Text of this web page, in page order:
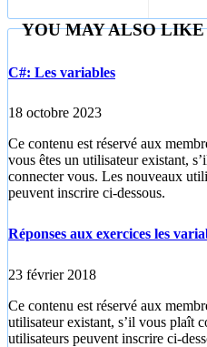
YOU MAY ALSO LIKE
C#: Les variables
18 octobre 2023
Ce contenu est réservé aux
vous êtes un utilisateur existant,
connecter vous. Les nouveaux
peuvent inscrire ci-dessous.
Réponses aux exercices les
23 février 2018
Ce contenu est réservé aux
utilisateur existant, s’il vous plaît
utilisateurs peuvent inscrire ci-